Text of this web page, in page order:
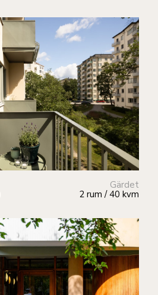
Gärdet
2 rum / 40 kvm